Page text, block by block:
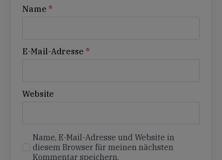
Name *
E-Mail-Adresse *
Website
Name, E-Mail-Adresse und Website in
diesem Browser für meinen nächsten
Kommentar speichern.